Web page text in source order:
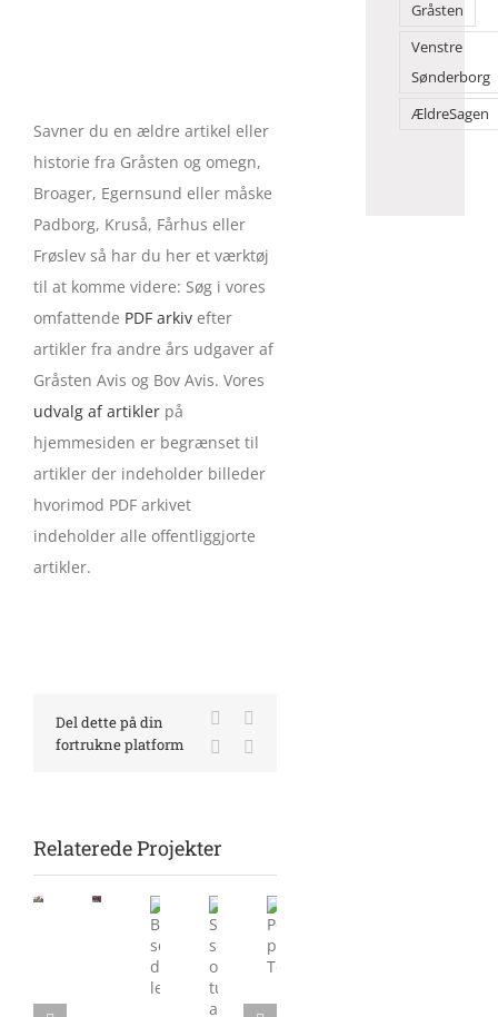
Savner du en ældre artikel eller
historie fra Gråsten og omegn,
Broager, Egernsund eller måske
Padborg, Kruså, Fårhus eller
Frøslev så har du her et værktøj
til at komme videre: Søg i vores
omfattende PDF arkiv efter
artikler fra andre års udgaver af
Gråsten Avis og Bov Avis. Vores
udvalg af artiklerpå
hjemmesiden er begrænset til
artikler der indeholder billeder
hvorimod PDF arkivet
indeholder alle offentliggjorte
artikler.
Del dette på din
fortrukne platform
Facebook
LinkedIn
Relaterede Projekter
Torvet
danseshow
Børn
solgte
Sol,
sommer
og
Politik
Torvedagene
Gråsten
Venstre
Sønderborg
ÆldreSagen